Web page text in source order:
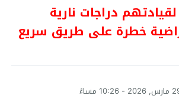
لقيادتهم دراجات نارية
خطرة على طريق سريع